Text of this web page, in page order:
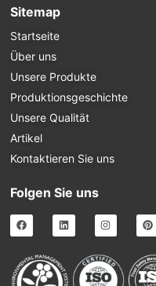
Sitemap
Startseite
Über uns
Unsere Produkte
Produktionsgeschichte
Unsere Qualität
Artikel
Kontaktieren Sie uns
Folgen Sie uns